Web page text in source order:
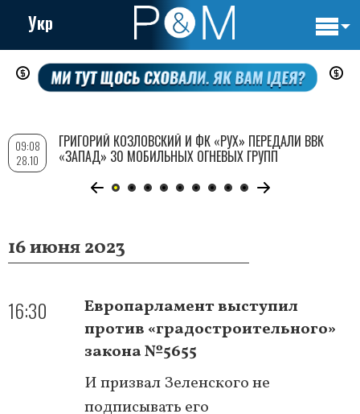
Перейти
содержанию
Укр
16 июня 2023
16:30
Европарламент выступил
против «градостроительного»
закона №5655
И призвал Зеленского не
подписывать его
09:08
28.10
ГРИГОРИЙ КОЗЛОВСКИЙ И ФК «РУХ» ПЕРЕДАЛИ ВВК
«ЗАПАД» 30 МОБИЛЬНЫХ ОГНЕВЫХ ГРУПП